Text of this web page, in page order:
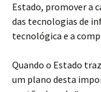
Estado, promover a
das tecnologias de
tecnológica e a
Quando o Estado
um plano desta